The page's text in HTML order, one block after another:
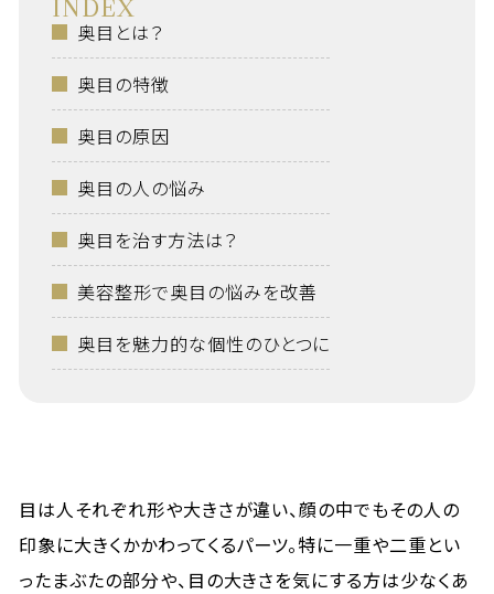
INDEX
奥目とは？
奥目の特徴
奥目の原因
奥目の人の悩み
奥目を治す方法は？
美容整形で奥目の悩みを改善
奥目を魅力的な個性のひとつに
目は人それぞれ形や大きさが違い、顔の中でもその人の
印象に大きくかかわってくるパーツ。特に一重や二重とい
ったまぶたの部分や、目の大きさを気にする方は少なくあ